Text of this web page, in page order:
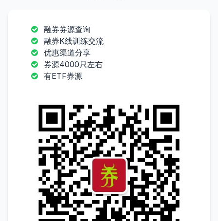
融券券源查询
融券K线训练交流
优惠渠道分享
券源4000只左右
有ETF券源